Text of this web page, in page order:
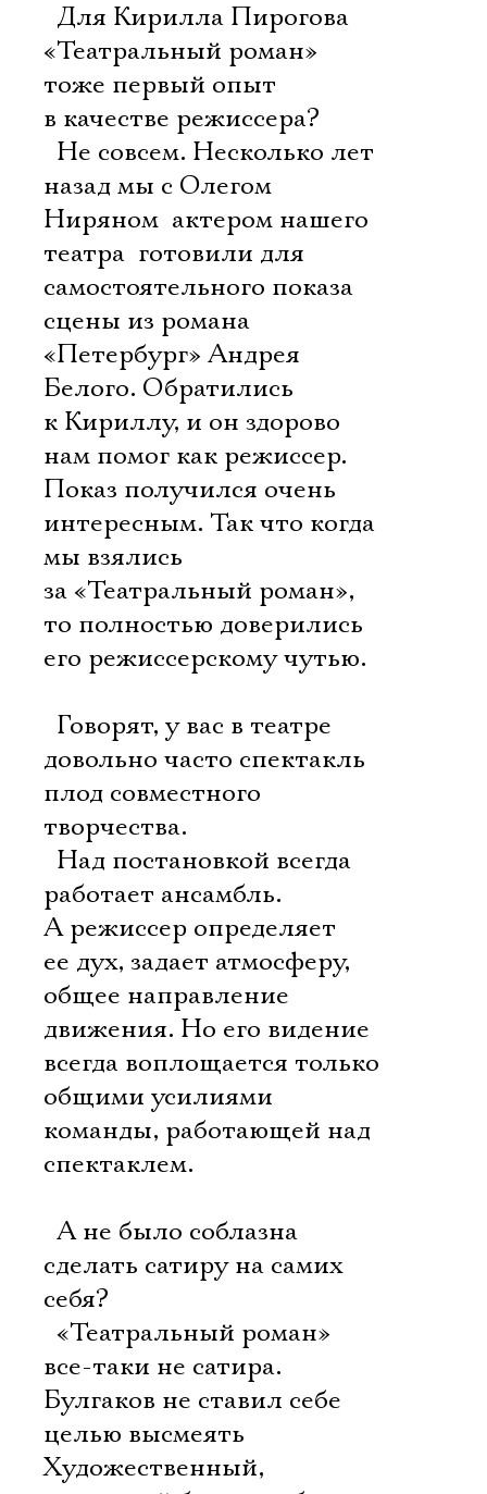
 Для Кирилла Пирогова
«Театральный роман» 
тоже первый опыт
в качестве режиссера?
 Не совсем. Несколько лет
назад мы с Олегом
Ниряном  актером нашего
театра  готовили для
самостоятельного показа
сцены из романа
«Петербург» Андрея
Белого. Обратились
к Кириллу, и он здорово
нам помог как режиссер.
Показ получился очень
интересным. Так что когда
мы взялись
за «Театральный роман»,
то полностью доверились
его режиссерскому чутью.
 Говорят, у вас в театре
довольно часто спектакль 
плод совместного
творчества.
 Над постановкой всегда
работает ансамбль.
А режиссер определяет
ее дух, задает атмосферу,
общее направление
движения. Но его видение
всегда воплощается только
общими усилиями
команды, работающей над
спектаклем.
 А не было соблазна
сделать сатиру на самих
себя?
 «Театральный роман»
все-таки не сатира.
Булгаков не ставил себе
целью высмеять
Художественный,